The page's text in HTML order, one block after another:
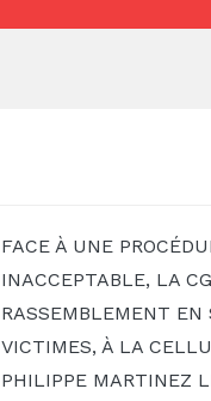
FACE À UNE
INACCEPTABLE, LA
RASSEMBLEMENT EN
VICTIMES, À LA
PHILIPPE MARTINEZ